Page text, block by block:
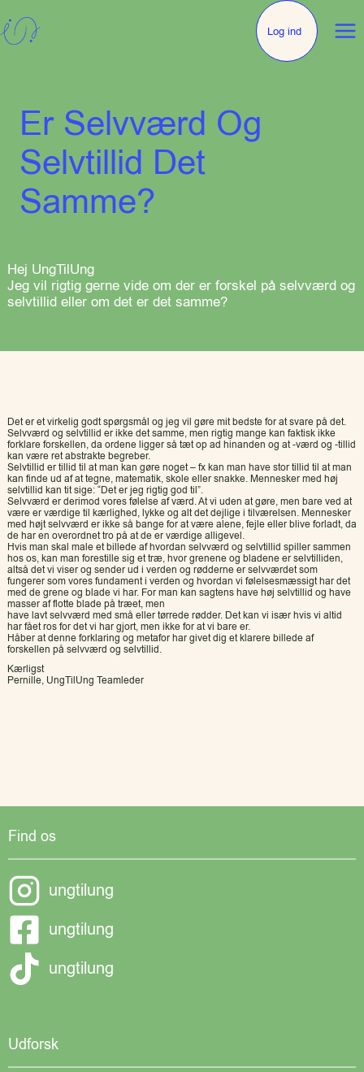
Log ind
Er Selvværd Og
Selvtillid Det
Samme?
Hej UngTilUng
Jeg vil rigtig gerne vide om der er forskel på selvværd og
selvtillid eller om det er det samme?
Det er et virkelig godt spørgsmål og jeg vil gøre mit bedste for at svare på det.
Selvværd og selvtillid er ikke det samme, men rigtig mange kan faktisk ikke
forklare forskellen, da ordene ligger så tæt op ad hinanden og at -værd og -tillid
kan være ret abstrakte begreber.
Selvtillid er tillid til at man kan gøre noget – fx kan man have stor tillid til at man
kan finde ud af at tegne, matematik, skole eller snakke. Mennesker med høj
selvtillid kan tit sige: “Det er jeg rigtig god til”.
Selvværd er derimod vores følelse af værd. At vi uden at gøre, men bare ved at
være er værdige til kærlighed, lykke og alt det dejlige i tilværelsen. Mennesker
med højt selvværd er ikke så bange for at være alene, fejle eller blive forladt, da
de har en overordnet tro på at de er værdige alligevel.
Hvis man skal male et billede af hvordan selvværd og selvtillid spiller sammen
hos os, kan man forestille sig et træ, hvor grenene og bladene er selvtilliden,
altså det vi viser og sender ud i verden og rødderne er selvværdet som
fungerer som vores fundament i verden og hvordan vi følelsesmæssigt har det
med de grene og blade vi har. For man kan sagtens have høj selvtillid og have
masser af flotte blade på træet, men
have lavt selvværd med små eller tørrede rødder. Det kan vi især hvis vi altid
har fået ros for det vi har gjort, men ikke for at vi bare er.
Håber at denne forklaring og metafor har givet dig et klarere billede af
forskellen på selvværd og selvtillid.
Kærligst
Pernille, UngTilUng Teamleder
Find os
ungtilung
ungtilung
ungtilung
Udforsk